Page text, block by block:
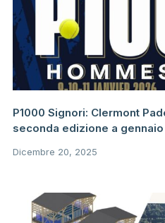
P1000 Signori: Clermont
seconda edizione a
Dicembre 20, 2025